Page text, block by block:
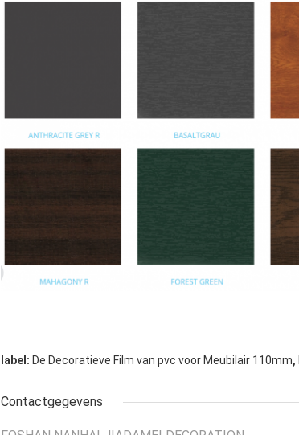
label: De Decoratieve Film van pvc voor Meubilair 110mm,
Contactgegevens